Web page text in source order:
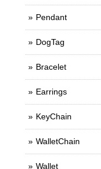
Pendant
DogTag
Bracelet
Earrings
KeyChain
WalletChain
Wallet